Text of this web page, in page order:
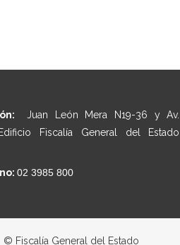
Juan León Mera N19-36 y Av.
Fiscalía General del Estado
02 3985 800
© Fiscalía General del Estado